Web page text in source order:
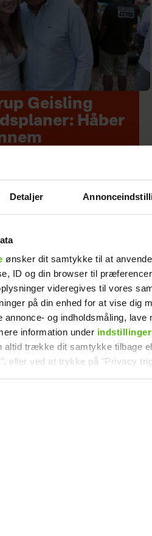
Detaljer
ønsker dit samtykke til at
ID og din browser til
videregives til vores
på din enhed for at vise dig
annonce- og indholdsmåling, lave
information under indstillinger
altid trække dit samtykke tilbage
eller ved at trykke på "Privacy
og cookies fra tredjeparter til at
dine præferencer samt til brug
Geisling
Håber
Mads Vad om at
være far til to:
Deler nyt
perspektiv på livet